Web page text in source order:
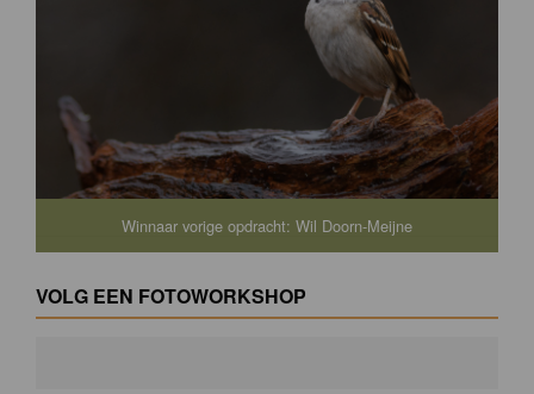
Winnaar vorige opdracht: Wil Doorn-Meijne
VOLG EEN FOTOWORKSHOP